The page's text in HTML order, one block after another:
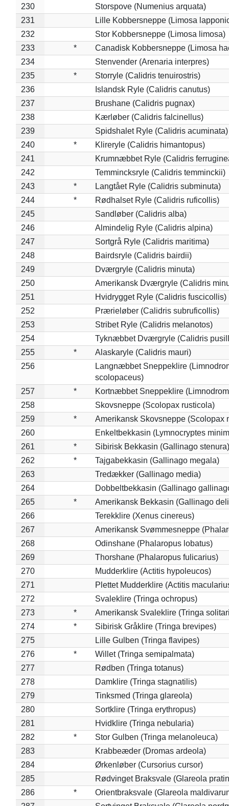
230
Storspove (Numenius arquata)
231
Lille Kobbersneppe (Limosa
232
Stor Kobbersneppe (Limosa limosa)
233
*
Canadisk Kobbersneppe (Limosa
234
Stenvender (Arenaria interpres)
235
*
Storryle (Calidris tenuirostris)
236
Islandsk Ryle (Calidris canutus)
237
Brushane (Calidris pugnax)
238
Kærløber (Calidris falcinellus)
239
Spidshalet Ryle (Calidris acuminata)
240
*
Klireryle (Calidris himantopus)
241
Krumnæbbet Ryle (Calidris
242
Temmincksryle (Calidris temminckii)
243
*
Langtået Ryle (Calidris subminuta)
244
*
Rødhalset Ryle (Calidris ruficollis)
245
Sandløber (Calidris alba)
246
Almindelig Ryle (Calidris alpina)
247
Sortgrå Ryle (Calidris maritima)
248
Bairdsryle (Calidris bairdii)
249
Dværgryle (Calidris minuta)
250
Amerikansk Dværgryle (Calidris
251
Hvidrygget Ryle (Calidris fuscicollis)
252
Prærieløber (Calidris subruficollis)
253
Stribet Ryle (Calidris melanotos)
254
Tyknæbbet Dværgryle (Calidris
255
*
Alaskaryle (Calidris mauri)
256
Langnæbbet Sneppeklire
scolopaceus)
257
*
Kortnæbbet Sneppeklire
258
Skovsneppe (Scolopax rusticola)
259
*
Amerikansk Skovsneppe (Scolopax
260
Enkeltbekkasin (Lymnocryptes
261
*
Sibirisk Bekkasin (Gallinago stenura)
262
*
Tajgabekkasin (Gallinago megala)
263
Tredækker (Gallinago media)
264
Dobbeltbekkasin (Gallinago
265
*
Amerikansk Bekkasin (Gallinago
266
Terekklire (Xenus cinereus)
267
Amerikansk Svømmesneppe
268
Odinshane (Phalaropus lobatus)
269
Thorshane (Phalaropus fulicarius)
270
Mudderklire (Actitis hypoleucos)
271
Plettet Mudderklire (Actitis
272
Svaleklire (Tringa ochropus)
273
*
Amerikansk Svaleklire (Tringa
274
*
Sibirisk Gråklire (Tringa brevipes)
275
Lille Gulben (Tringa flavipes)
276
*
Willet (Tringa semipalmata)
277
Rødben (Tringa totanus)
278
Damklire (Tringa stagnatilis)
279
Tinksmed (Tringa glareola)
280
Sortklire (Tringa erythropus)
281
Hvidklire (Tringa nebularia)
282
*
Stor Gulben (Tringa melanoleuca)
283
Krabbeæder (Dromas ardeola)
284
Ørkenløber (Cursorius cursor)
285
Rødvinget Braksvale (Glareola
286
*
Orientbraksvale (Glareola